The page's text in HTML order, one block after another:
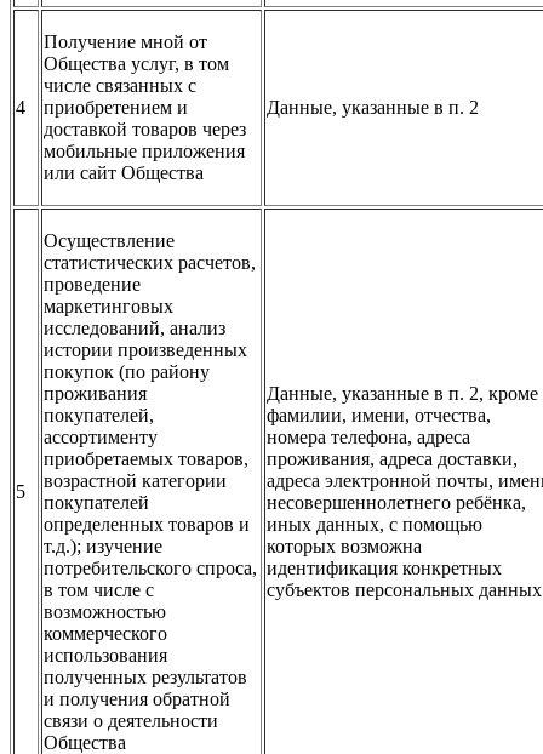
4
Получение мной от
Общества услуг, в том
числе связанных с
приобретением и
доставкой товаров через
мобильные приложения
или сайт Общества
Данные, указанные в п. 2
5
Осуществление
статистических расчетов,
проведение
маркетинговых
исследований, анализ
истории произведенных
покупок (по району
проживания
покупателей,
ассортименту
приобретаемых товаров,
возрастной категории
покупателей
определенных товаров и
т.д.); изучение
потребительского спроса,
в том числе с
возможностью
коммерческого
использования
полученных результатов
и получения обратной
связи о деятельности
Общества
Данные, указанные в п. 2, кроме
фамилии, имени, отчества,
номера телефона, адреса
проживания, адреса доставки,
адреса электронной почты,
несовершеннолетнего ребёнка,
иных данных, с помощью
которых возможна
идентификация конкретных
субъектов персональных данных